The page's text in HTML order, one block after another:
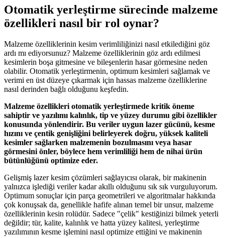
Otomatik yerleştirme sürecinde malzeme
özellikleri nasıl bir rol oynar?
Malzeme özelliklerinin kesim verimliliğinizi nasıl etkilediğini göz
ardı mı ediyorsunuz? Malzeme özelliklerinin göz ardı edilmesi
kesimlerin boşa gitmesine ve bileşenlerin hasar görmesine neden
olabilir. Otomatik yerleştirmenin, optimum kesimleri sağlamak ve
verimi en üst düzeye çıkarmak için hassas malzeme özelliklerine
nasıl derinden bağlı olduğunu keşfedin.
Malzeme özellikleri otomatik yerleştirmede kritik öneme
sahiptir ve yazılımı kalınlık, tip ve yüzey durumu gibi özellikler
konusunda yönlendirir. Bu veriler uygun lazer gücünü, kesme
hızını ve çentik genişliğini belirleyerek doğru, yüksek kaliteli
kesimler sağlarken malzemenin bozulmasını veya hasar
görmesini önler, böylece hem verimliliği hem de nihai ürün
bütünlüğünü optimize eder.
Gelişmiş lazer kesim çözümleri sağlayıcısı olarak, bir makinenin
yalnızca işlediği veriler kadar akıllı olduğunu sık sık vurguluyorum.
Optimum sonuçlar için parça geometrileri ve algoritmalar hakkında
çok konuşsak da, genellikle hafife alınan temel bir unsur, malzeme
özelliklerinin kesin rolüdür. Sadece "çelik" kestiğinizi bilmek yeterli
değildir; tür, kalite, kalınlık ve hatta yüzey kalitesi, yerleştirme
yazılımının kesme işlemini nasıl optimize ettiğini ve makinenin